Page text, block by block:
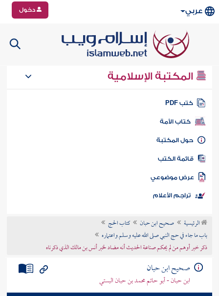
عربي دخول
المكتبة الإسلامية
كتب PDF
كتاب الأمة
المكتبة
الكتب
موضوعي
تراجم الأعلام
الرئيسية صحيح ابن حبان
كتاب الحج
باب ما جاء في حج النبي صلى الله عليه وسلم واعتماره
ذكر خبر أوهم من لم يحكم صناعة الحديث أنه مضاد لخبر أنس بن مالك الذي ذكرناه
صحيح ابن حبان
ابن حبان - أبو حاتم محمد بن حبان البستي